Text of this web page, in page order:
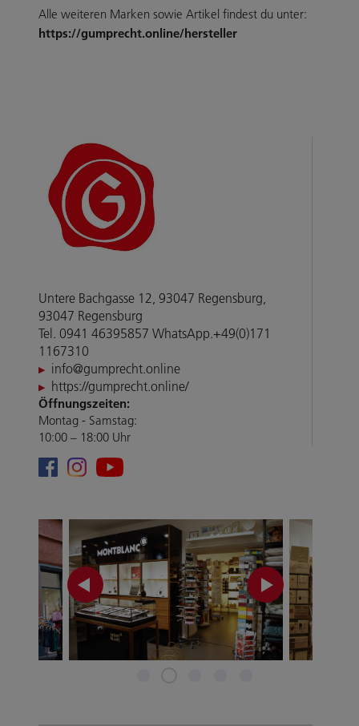
Alle weiteren Marken sowie Artikel findest du unter:
https://gumprecht.online/hersteller
Untere Bachgasse 12, 93047 Regensburg,
93047 Regensburg
Tel. 0941 46395857 WhatsApp.+49(0)171
1167310
info@gumprecht.online
https://gumprecht.online/
Öffnungszeiten:
Montag - Samstag:
10:00 – 18:00 Uhr